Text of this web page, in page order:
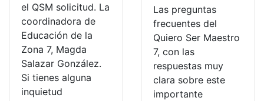
el QSM solicitud. La
coordinadora de
Educación de la
Zona 7, Magda
Salazar González.
Si tienes alguna
inquietud
Las preguntas
frecuentes del
Quiero Ser Maestro
7, con las
respuestas muy
clara sobre este
importante